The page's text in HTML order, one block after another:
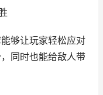
够让玩家轻松应对
同时也能给敌人带